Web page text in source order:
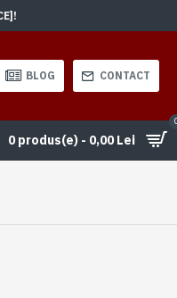
BLOG CONTACT
0 produs(e) - 0,00 Lei